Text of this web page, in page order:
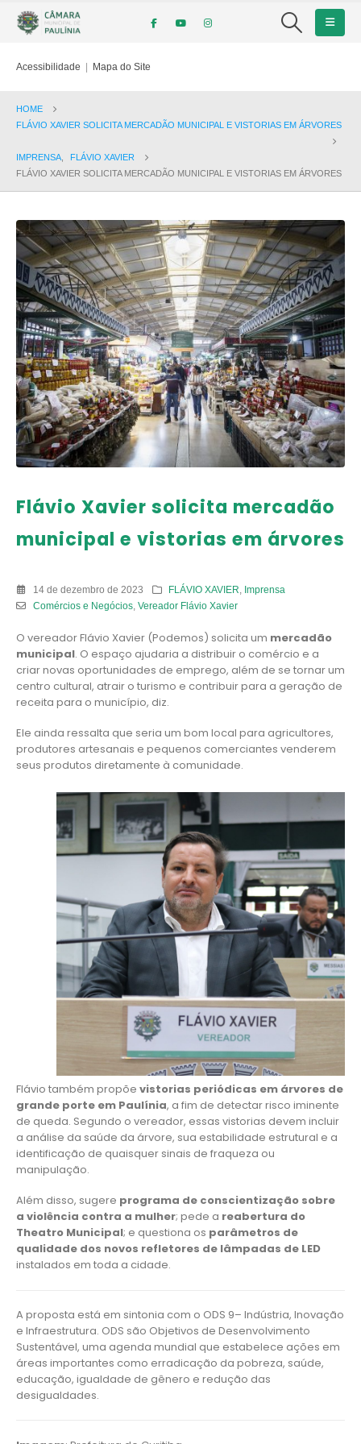
Acessibilidade | Mapa do Site
HOME
FLÁVIO XAVIER SOLICITA MERCADÃO MUNICIPAL E VISTORIAS EM ÁRVORES
IMPRENSA
FLÁVIO XAVIER
FLÁVIO XAVIER SOLICITA MERCADÃO MUNICIPAL E VISTORIAS EM ÁRVORES
Flávio Xavier solicita mercadão
municipal e vistorias em árvores
14 de dezembro de 2023 FLÁVIO XAVIER
Imprensa
Comércios e Negócios, Vereador Flávio Xavier
O vereador Flávio Xavier (Podemos) solicita um mercadão
municipal. O espaço ajudaria a distribuir o comércio e a
criar novas oportunidades de emprego, além de se tornar um
centro cultural, atrair o turismo e contribuir para a geração de
receita para o município, diz.
Ele ainda ressalta que seria um bom local para agricultores,
produtores artesanais e pequenos comerciantes venderem
seus produtos diretamente à comunidade.
Flávio também propõe vistorias periódicas em árvores de
grande porte em Paulínia, a fim de detectar risco iminente
de queda. Segundo o vereador, essas vistorias devem incluir
a análise da saúde da árvore, sua estabilidade estrutural e a
identificação de quaisquer sinais de fraqueza ou
manipulação.
Além disso, sugere programa de conscientização sobre
a violência contra a mulher; pede a reabertura do
Theatro Municipal; e questiona os parâmetros de
qualidade dos novos refletores de lâmpadas de LED
instalados em toda a cidade.
A proposta está em sintonia com o ODS 9– Indústria, Inovação
e Infraestrutura. ODS são Objetivos de Desenvolvimento
Sustentável, uma agenda mundial que estabelece ações em
áreas importantes como erradicação da pobreza, saúde,
educação, igualdade de gênero e redução das
desigualdades.